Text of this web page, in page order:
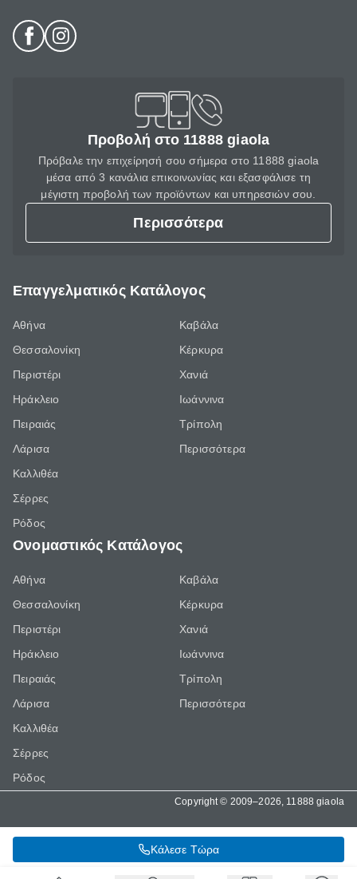
Κάλεσε Τώρα
Προβολή στο 11888 giaola
Πρόβαλε την επιχείρησή σου σήμερα στο 11888 giaola
μέσα από 3 κανάλια επικοινωνίας και εξασφάλισε τη
μέγιστη προβολή των προϊόντων και υπηρεσιών σου.
Περισσότερα
Επαγγελματικός Κατάλογος
Αθήνα
Θεσσαλονίκη
Περιστέρι
Ηράκλειο
Πειραιάς
Λάρισα
Καλλιθέα
Σέρρες
Ρόδος
Καβάλα
Κέρκυρα
Χανιά
Ιωάννινα
Τρίπολη
Περισσότερα
Ονομαστικός Κατάλογος
Αθήνα
Θεσσαλονίκη
Περιστέρι
Ηράκλειο
Πειραιάς
Λάρισα
Καλλιθέα
Σέρρες
Ρόδος
Καβάλα
Κέρκυρα
Χανιά
Ιωάννινα
Τρίπολη
Περισσότερα
Copyright © 2009–2026, 11888 giaola